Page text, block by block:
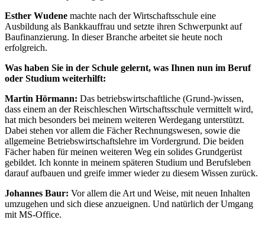
Esther Wudene machte nach der Wirtschaftsschule eine
Ausbildung als Bankkauffrau und setzte ihren Schwerpunkt auf
Baufinanzierung. In dieser Branche arbeitet sie heute noch
erfolgreich.
Was haben Sie in der Schule gelernt, was Ihnen nun im Beruf
oder Studium weiterhilft:
Martin Hörmann: Das betriebswirtschaftliche (Grund-)wissen,
dass einem an der Reischleschen Wirtschaftsschule vermittelt wird,
hat mich besonders bei meinem weiteren Werdegang unterstützt.
Dabei stehen vor allem die Fächer Rechnungswesen, sowie die
allgemeine Betriebswirtschaftslehre im Vordergrund. Die beiden
Fächer haben für meinen weiteren Weg ein solides Grundgerüst
gebildet. Ich konnte in meinem späteren Studium und Berufsleben
darauf aufbauen und greife immer wieder zu diesem Wissen zurück.
Johannes Baur: Vor allem die Art und Weise, mit neuen Inhalten
umzugehen und sich diese anzueignen. Und natürlich der Umgang
mit MS-Office.